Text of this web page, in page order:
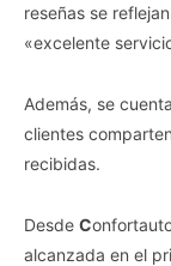
reseñas se
«excelente
Además, se
clientes
recibidas.
Desde C
alcanzada en el